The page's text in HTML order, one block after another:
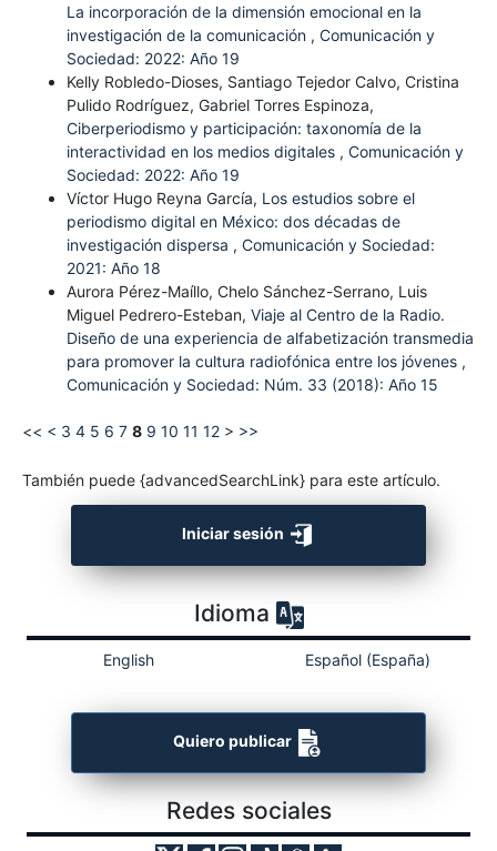
La incorporación de la dimensión emocional en la
investigación de la comunicación , Comunicación y
Sociedad: 2022: Año 19
Kelly Robledo-Dioses, Santiago Tejedor Calvo, Cristina
Pulido Rodríguez, Gabriel Torres Espinoza,
Ciberperiodismo y participación: taxonomía de la
interactividad en los medios digitales , Comunicación y
Sociedad: 2022: Año 19
Víctor Hugo Reyna García, Los estudios sobre el
periodismo digital en México: dos décadas de
investigación dispersa , Comunicación y Sociedad:
2021: Año 18
Aurora Pérez-Maíllo, Chelo Sánchez-Serrano, Luis
Miguel Pedrero-Esteban, Viaje al Centro de la Radio.
Diseño de una experiencia de alfabetización transmedia
para promover la cultura radiofónica entre los jóvenes ,
Comunicación y Sociedad: Núm. 33 (2018): Año 15
<< < 3 4 5 6 7 8 9 10 11 12 > >>
También puede {advancedSearchLink} para este artículo.
Iniciar sesión
Idioma
English Español (España)
Quiero publicar
Redes sociales